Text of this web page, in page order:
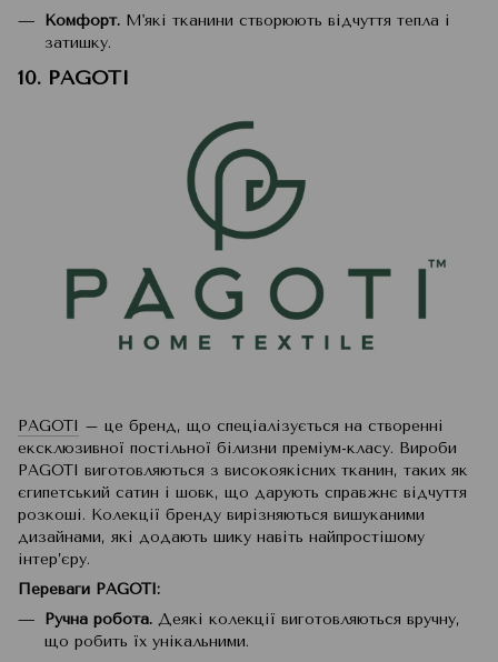
Комфорт. М'які тканини створюють відчуття тепла і
затишку.
10. PAGOTI
PAGOTI – це бренд, що спеціалізується на створенні
ексклюзивної постільної білизни преміум-класу. Вироби
PAGOTI виготовляються з високоякісних тканин, таких як
єгипетський сатин і шовк, що дарують справжнє відчуття
розкоші. Колекції бренду вирізняються вишуканими
дизайнами, які додають шику навіть найпростішому
інтер’єру.
Переваги PAGOTI:
Ручна робота. Деякі колекції виготовляються вручну,
що робить їх унікальними.